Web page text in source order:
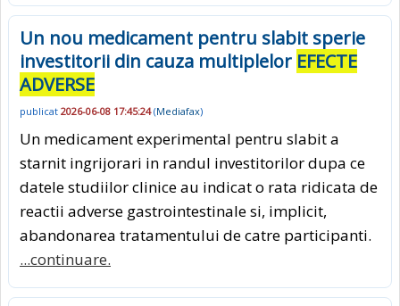
Un nou medicament pentru slabit sperie
investitorii din cauza multiplelor EFECTE
ADVERSE
publicat 2026-06-08 17:45:24(Mediafax)
Un medicament experimental pentru slabit a
starnit ingrijorari in randul investitorilor dupa ce
datele studiilor clinice au indicat o rata ridicata de
reactii adverse gastrointestinale si, implicit,
abandonarea tratamentului de catre participanti.
...continuare.